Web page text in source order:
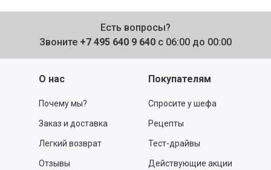
Есть вопросы?
Звоните +7 495 640 9 640 с 06:00 до 00:00
О нас
Почему мы?
Заказ и доставка
Легкий возврат
Отзывы
Покупателям
Спросите у шефа
Рецепты
Тест-драйвы
Действующие акции